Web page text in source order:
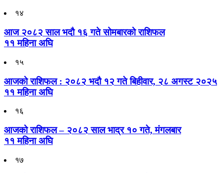
१४
आज २०८२ साल भदौ १६ गते सोमबारको राशिफल
११ महिना अघि
१५
आजको राशिफल : २०८२ भदौ १२ गते बिहीवार, २८ अगस्ट २०२५
११ महिना अघि
१६
आजको राशिफल – २०८२ साल भाद्र १० गते, मंगलबार
११ महिना अघि
१७